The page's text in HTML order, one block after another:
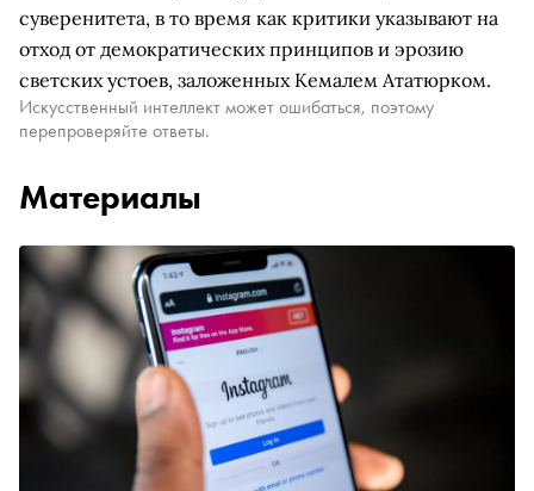
суверенитета, в то время как критики указывают на
отход от демократических принципов и эрозию
светских устоев, заложенных Кемалем Ататюрком.
Искусственный интеллект может ошибаться, поэтому
перепроверяйте ответы.
Материалы